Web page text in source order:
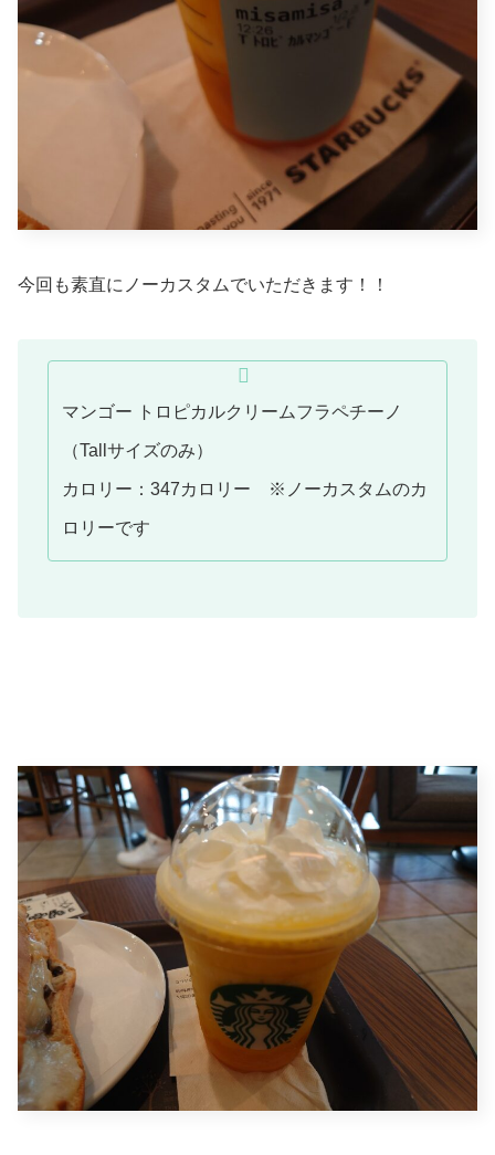
今回も素直にノーカスタムでいただきます！！
マンゴー トロピカルクリームフラペチーノ
（Tallサイズのみ）
カロリー：347カロリー ※ノーカスタムのカ
ロリーです